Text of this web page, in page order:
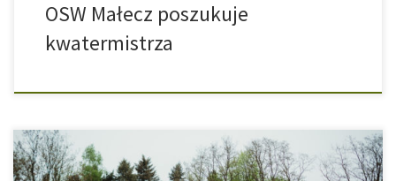
OSW Małecz poszukuje
kwatermistrza